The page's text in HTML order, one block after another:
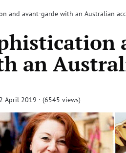
and avant-garde with an Australian
an
April 2019 · (6545 views)